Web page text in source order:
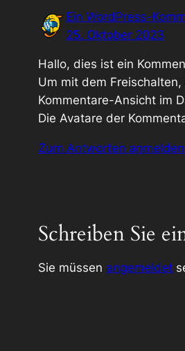
Ein WordPress-
25. Oktober 2023
Hallo, dies ist ein
Um mit dem
Kommentare-Ansicht im
Die Avatare der
Zum Antworten anmelden
Schreiben Sie
Sie müssen angemeldet